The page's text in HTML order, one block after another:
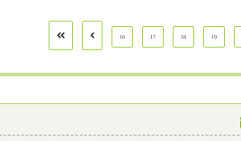
16 17 18 19